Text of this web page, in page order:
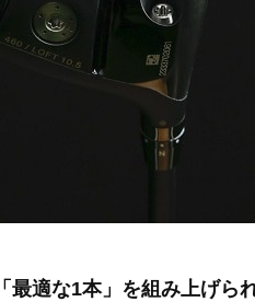
最適な1本」を組み上げ